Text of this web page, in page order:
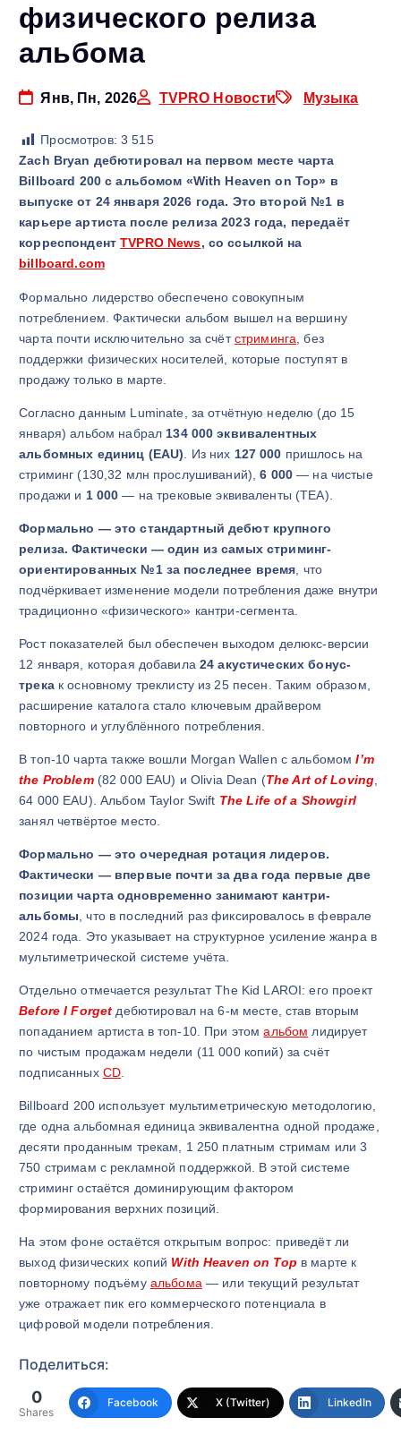
физического релиза
альбома
Янв, Пн, 2026 TVPRO Новости Музыка
Просмотров: 3 515
Zach Bryan дебютировал на первом месте чарта
Billboard 200с альбомом «With Heaven on Top» в
выпуске от 24 января 2026 года. Это второй №1 в
карьере артиста после релиза 2023 года, передаёт
корреспондентTVPRO News, со ссылкой на
billboard.com
Формально лидерство обеспечено совокупным
потреблением. Фактически альбом вышел на вершину
чарта почти исключительно за счётстриминга , без
поддержки физических носителей, которые поступят в
продажу только в марте.
Согласно данным Luminate , за отчётную неделю (до 15
января) альбом набрал 134 000 эквивалентных
альбомных единиц (EAU) . Из них 127 000 пришлось на
стриминг (130,32 млн прослушиваний),6 000 — на чистые
продажи и 1 000 — на трековые эквиваленты (TEA).
Формально — это стандартный дебют крупного
релиза. Фактически — один из самых стриминг-
ориентированных №1 за последнее время , что
подчёркивает изменение модели потребления даже внутри
традиционно «физического» кантри-сегмента.
Рост показателей был обеспечен выходом делюкс-версии
12 января, которая добавила24 акустических бонус-
трекак основному треклисту из 25 песен. Таким образом,
расширение каталога стало ключевым драйвером
повторного и углублённого потребления.
В топ-10 чарта также вошли Morgan Wallen с альбомомI’m
the Problem(82 000 EAU) и Olivia Dean (The Art of Loving
64 000 EAU). Альбом Taylor Swift The Life of a Showgirl
занял четвёртое место.
Формально — это очередная ротация лидеров.
Фактически — впервые почти за два года первые две
позиции чарта одновременно занимают кантри-
альбомы , что в последний раз фиксировалось в феврале
2024 года. Это указывает на структурное усиление жанра в
мультиметрической системе учёта.
Отдельно отмечается результатThe Kid LAROI: его проект
Before I Forget дебютировал на 6-м месте, став вторым
попаданием артиста в топ-10. При этомальбом лидирует
по чистым продажам недели (11 000 копий) за счёт
подписанных CD
Billboard 200 использует мультиметрическую методологию,
где одна альбомная единица эквивалентна одной продаже,
десяти проданным трекам, 1 250 платным стримам или 3
750 стримам с рекламной поддержкой. В этой системе
стриминг остаётся доминирующим фактором
формирования верхних позиций.
На этом фоне остаётся открытым вопрос: приведёт ли
выход физических копий With Heaven on Top в марте к
повторному подъёму альбома — или текущий результат
уже отражает пик его коммерческого потенциала в
цифровой модели потребления.
Поделиться:
0
Shares
Facebook X (Twitter) LinkedIn